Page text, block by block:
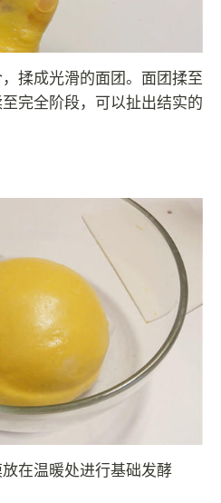
揉成光滑的面团。面团揉至
完全阶段，可以扯出结实的
在温暖处进行基础发酵